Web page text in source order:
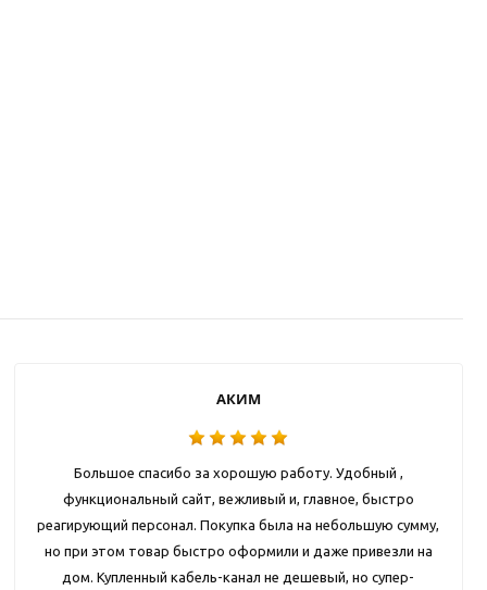
АКИМ
Большое спасибо за хорошую работу. Удобный ,
функциональный сайт, вежливый и, главное, быстро
реагирующий персонал. Покупка была на небольшую сумму,
но при этом товар быстро оформили и даже привезли на
дом. Купленный кабель-канал не дешевый, но супер-